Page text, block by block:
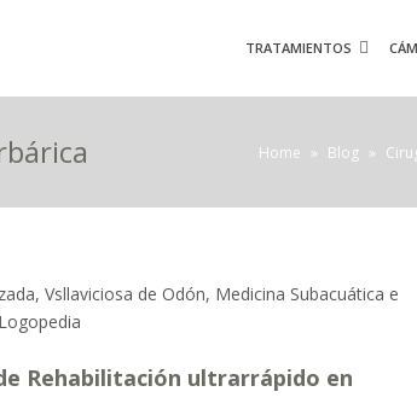
TRATAMIENTOS
Home » Blog »
Rehabilitación ultrarrápido en